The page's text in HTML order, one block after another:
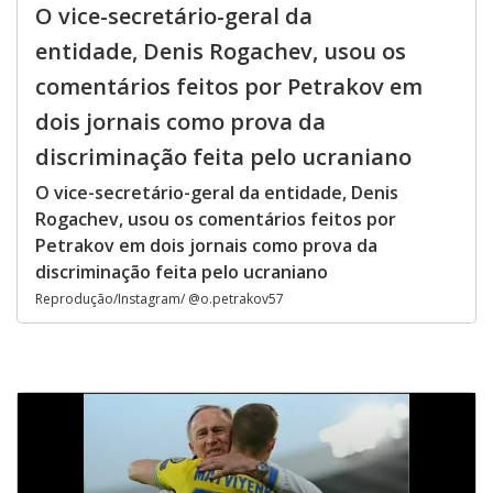
O vice-secretário-geral da
entidade, Denis Rogachev, usou os
comentários feitos por Petrakov em
dois jornais como prova da
discriminação feita pelo ucraniano
O vice-secretário-geral da entidade, Denis
Rogachev, usou os comentários feitos por
Petrakov em dois jornais como prova da
discriminação feita pelo ucraniano
Reprodução/Instagram/ @o.petrakov57